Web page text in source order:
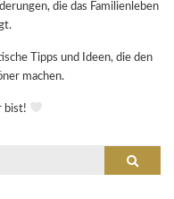
die das Familienleben
Tipps und Ideen, die den
machen.
bist!